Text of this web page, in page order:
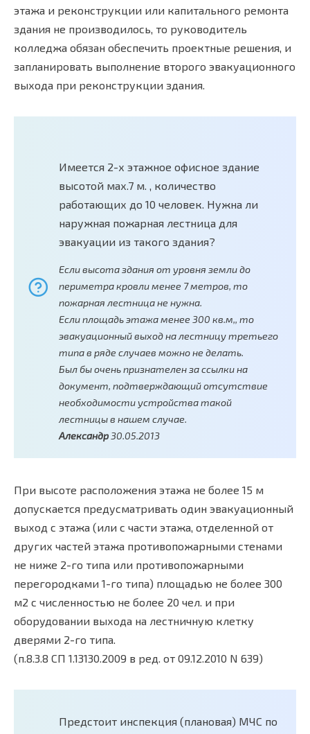
этажа и реконструкции или капитального ремонта
здания не производилось, то руководитель
колледжа обязан обеспечить проектные решения, и
запланировать выполнение второго эвакуационного
выхода при реконструкции здания.
Имеется 2-х этажное офисное здание
высотой мах.7 м. , количество
работающих до 10 человек. Нужна ли
наружная пожарная лестница для
эвакуации из такого здания?
Если высота здания от уровня земли до
периметра кровли менее 7 метров, то
пожарная лестница не нужна.
Если площадь этажа менее 300 кв.м,, то
эвакуационный выход на лестницу третьего
типа в ряде случаев можно не делать.
Был бы очень признателен за ссылки на
документ, подтверждающий отсутствие
необходимости устройства такой
лестницы в нашем случае.
Александр 30.05.2013
При высоте расположения этажа не более 15 м
допускается предусматривать один эвакуационный
выход с этажа (или с части этажа, отделенной от
других частей этажа противопожарными стенами
не ниже 2-го типа или противопожарными
перегородками 1-го типа) площадью не более 300
м2 с численностью не более 20 чел. и при
оборудовании выхода на лестничную клетку
дверями 2-го типа.
(п.8.3.8 СП 1.13130.2009 в ред. от 09.12.2010 N 639)
Предстоит инспекция (плановая) МЧС по